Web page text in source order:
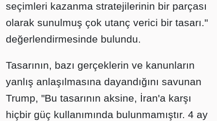
seçimleri kazanma stratejilerinin bir parçası
olarak sunulmuş çok utanç verici bir tasarı."
değerlendirmesinde bulundu.
Tasarının, bazı gerçeklerin ve kanunların
yanlış anlaşılmasına dayandığını savunan
Trump, "Bu tasarının aksine, İran'a karşı
hiçbir güç kullanımında bulunmamıştır. 4 ay